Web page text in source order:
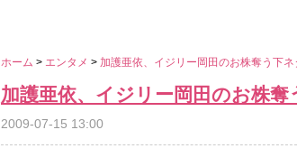
ホーム > エンタメ > 加護亜依、イジリー岡田のお株奪う下ネ
加護亜依、イジリー岡田のお株奪
2009-07-15 13:00